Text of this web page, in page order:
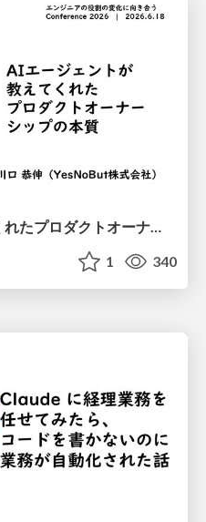
AIエージェントが教えてくれたプロダクトオーナーシップの本質
1 340